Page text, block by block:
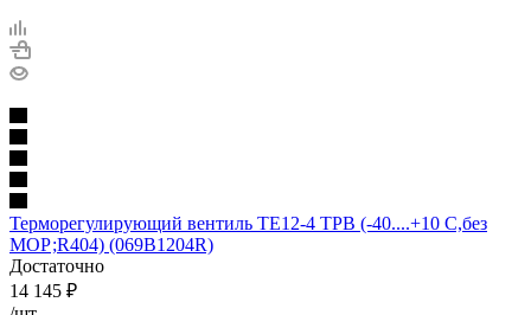
Терморегулирующий вентиль ТЕ12-4 ТРВ (-40....+10 С,без
МОР;R404) (069B1204R)
Достаточно
14 145 ₽